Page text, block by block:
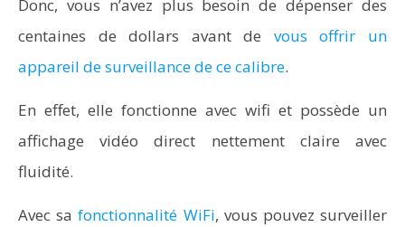
Donc, vous n’avez plus besoin de dépenser des
centaines de dollars avant de vous offrir un
appareil de surveillance de ce calibre.
En effet, elle fonctionne avec wifi et possède un
affichage vidéo direct nettement claire avec
fluidité.
Avec safonctionnalité WiFi, vous pouvez surveiller